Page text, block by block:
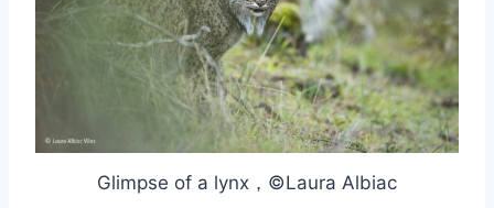
Glimpse of a lynx，©Laura Albiac